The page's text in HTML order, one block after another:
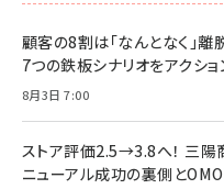
顧客の8割は「なんとなく」
7つの鉄板シナリオをアクシ
8月3日 7:00
ストア評価2.5→3.8へ！ 三陽
ニューアル成功の裏側と